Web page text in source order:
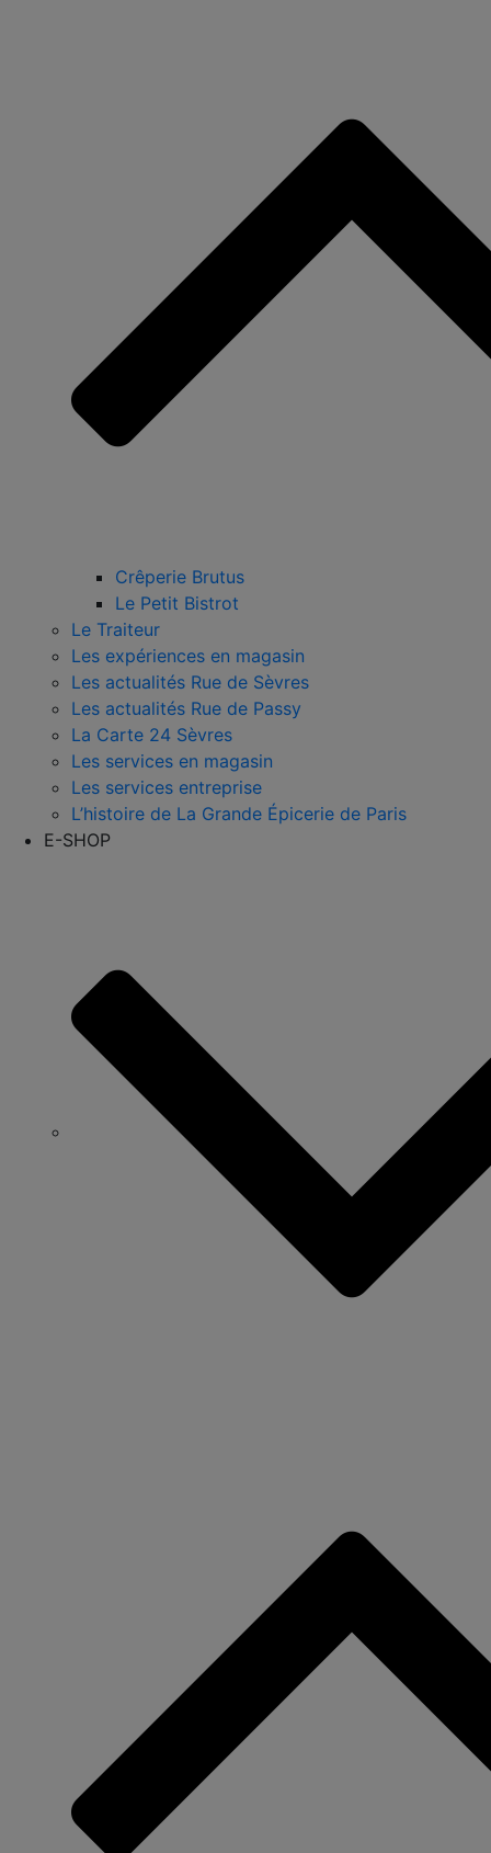
Crêperie Brutus
Le Petit Bistrot
Le Traiteur
Les expériences en magasin
Les actualités Rue de Sèvres
Les actualités Rue de Passy
La Carte 24 Sèvres
Les services en magasin
Les services entreprise
L’histoire de La Grande Épicerie de Paris
E-SHOP